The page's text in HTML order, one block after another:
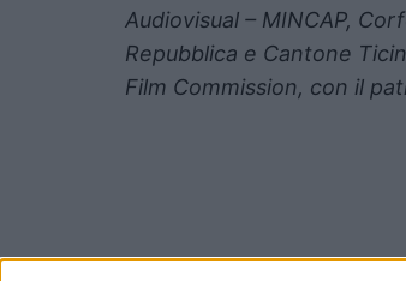
Audiovisual – MINCAP,
Repubblica e Cantone
Film Commission, con il